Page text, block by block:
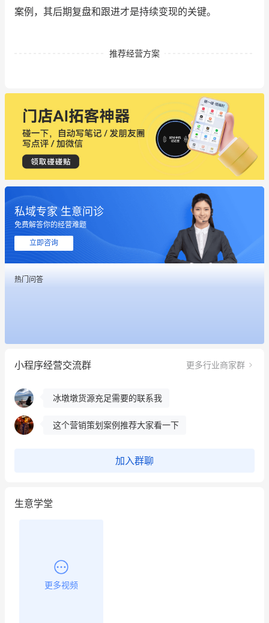
案例，其后期复盘和跟进才是持续变现的关键。
推荐经营方案
私域专家 生意问诊
免费解答你的经营难题
立即咨询
热门问答
小程序经营交流群 更多行业商家群
餐饮也得靠私域和服务提高竞争力
昨晚的直播课程太好啦❤️
冰墩墩货源充足需要的联系我
这个营销策划案例推荐大家看一下
加入群聊
生意学堂
更多视频